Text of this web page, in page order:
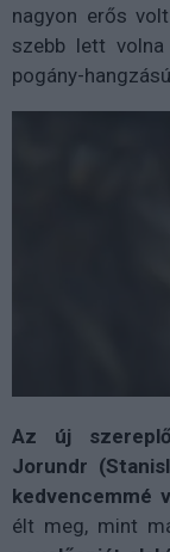
nagyon erős
szebb lett volna
pogány-
Az új
Jorundr
kedvencemmé
élt meg, mint